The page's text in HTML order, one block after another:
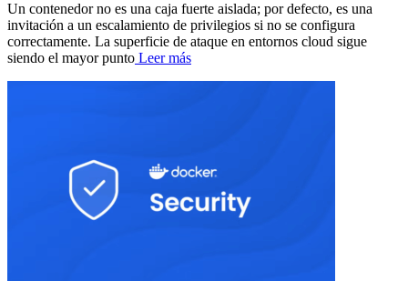
Un contenedor no es una caja fuerte aislada; por defecto, es una
invitación a un escalamiento de privilegios si no se configura
correctamente. La superficie de ataque en entornos cloud sigue
siendo el mayor punto Leer más